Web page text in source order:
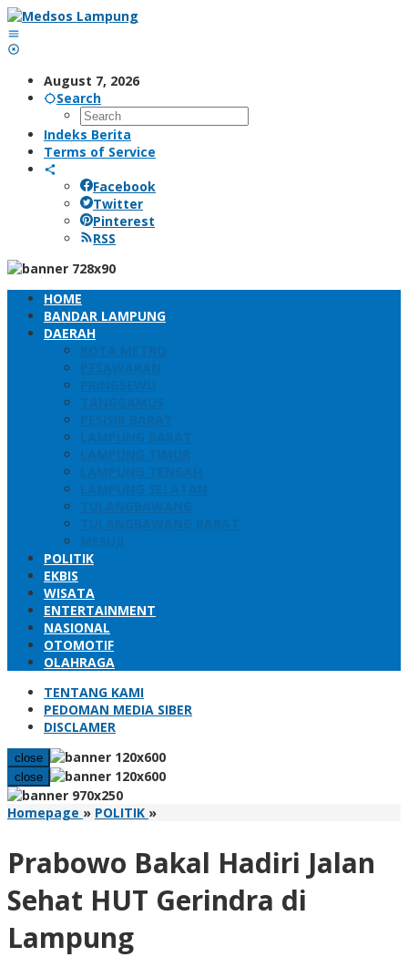
Skip
to
content
August 7, 2026
Search
Indeks Berita
Terms of Service
Facebook
Twitter
Pinterest
RSS
HOME
BANDAR LAMPUNG
DAERAH
KOTA METRO
PESAWARAN
PRINGSEWU
TANGGAMUS
PESISIR BARAT
LAMPUNG BARAT
LAMPUNG TIMUR
LAMPUNG TENGAH
LAMPUNG SELATAN
TULANGBAWANG
TULANGBAWANG BARAT
MESUJI
POLITIK
EKBIS
WISATA
ENTERTAINMENT
NASIONAL
OTOMOTIF
OLAHRAGA
TENTANG KAMI
PEDOMAN MEDIA SIBER
DISCLAMER
close
close
Homepage » POLITIK »Prabowo
Jalan
HUT
Gerindra
Prabowo Bakal Hadiri Jalan
Sehat HUT Gerindra di
Lampung